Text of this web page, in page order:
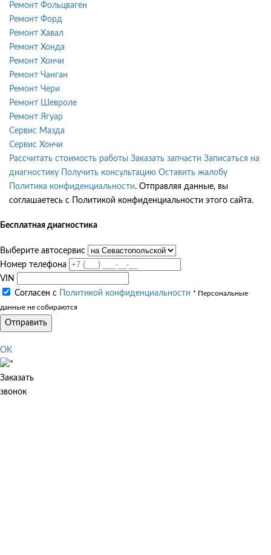
Ремонт Фольцваген
Ремонт Форд
Ремонт Хавал
Ремонт Хонда
Ремонт Хончи
Ремонт Чанган
Ремонт Чери
Ремонт Шевроле
Ремонт Ягуар
Сервис Мазда
Сервис Хончи
Рассчитать стоимость работы Заказать запчасти Записаться на
диагностику
Получить консультацию Оставить жалобу
Политика конфиденциальности. Отправляя данные, вы
соглашаетесь с Политикой конфиденциальности этого сайта.
Бесплатная диагностика
Выберите автосервис
Номер телефона
VIN
Согласен с
Политикой конфиденциальности * Персональные
данные не собираются
Отправить
OK
Заказать
звонок